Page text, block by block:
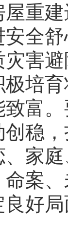
重
安全
害
培
富
稳
家
案
好